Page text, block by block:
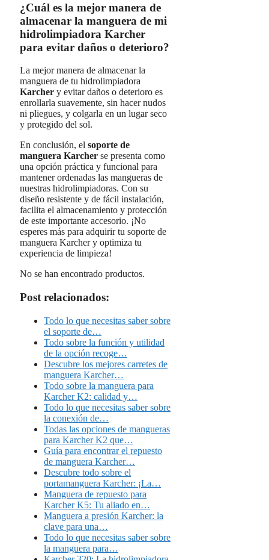
¿Cuál es la mejor manera de
almacenar la manguera de mi
hidrolimpiadora Karcher
para evitar daños o deterioro?
La mejor manera de almacenar la
manguera de tu hidrolimpiadora
Karcher y evitar daños o deterioro es
enrollarla suavemente, sin hacer nudos
ni pliegues, y colgarla en un lugar seco
y protegido del sol.
En conclusión, el soporte de
manguera Karcher se presenta como
una opción práctica y funcional para
mantener ordenadas las mangueras de
nuestras hidrolimpiadoras. Con su
diseño resistente y de fácil instalación,
facilita el almacenamiento y protección
de este importante accesorio. ¡No
esperes más para adquirir tu soporte de
manguera Karcher y optimiza tu
experiencia de limpieza!
No se han encontrado productos.
Post relacionados:
Todo lo que necesitas saber sobre
el soporte de…
Todo sobre la función y utilidad
de la opción recoge…
Descubre los mejores carretes de
manguera Karcher…
Todo sobre la manguera para
Karcher K2: calidad y…
Todo lo que necesitas saber sobre
la conexión de…
Todas las opciones de mangueras
para Karcher K2 que…
Guía para encontrar el repuesto
de manguera Karcher…
Descubre todo sobre el
portamanguera Karcher: ¡La…
Manguera de repuesto para
Karcher K5: Tu aliado en…
Manguera a presión Karcher: la
clave para una…
Todo lo que necesitas saber sobre
la manguera para…